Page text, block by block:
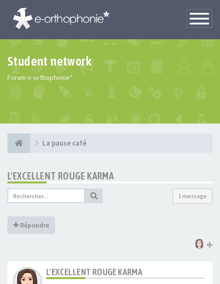
Toggle
Student network
Forum e-orthophonie*
La pause café
L'EXCELLENT ROUGE KARMA
1 message
Répondre
L'EXCELLENT ROUGE KARMA